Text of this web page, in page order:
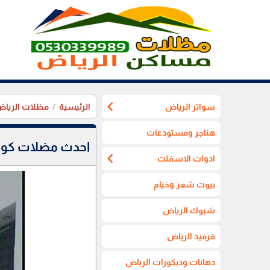
سواتر الرياض chevron_left
هناجر ومستودعات
ادوات الاسفلت chevron_left
بيوت شعر وخيام
شبوك الرياض
قرميد الرياض
دهانات وديكورات الرياض
الرئيسية مظلات
احدث مضلات